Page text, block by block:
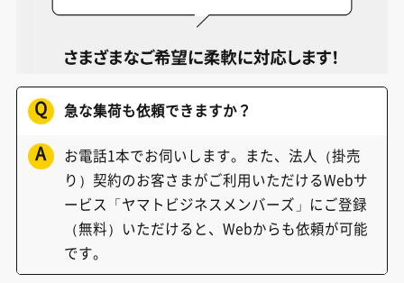
Q 急な集荷も依頼できますか？
A
お電話1本でお伺いします。また、法人（掛売
り）契約のお客さまがご利用いただけるWebサ
ービス「ヤマトビジネスメンバーズ」にご登録
（無料）いただけると、Webからも依頼が可能
です。